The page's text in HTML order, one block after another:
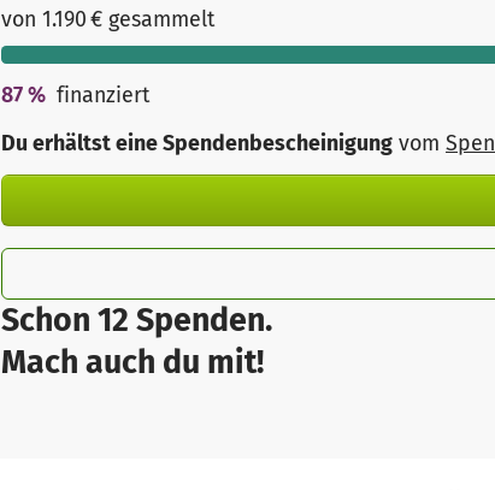
Schon 12 Spenden.
Mach auch du mit!
von 1.190 € gesammelt
87% finanziert
Du erhältst eine Spendenbescheinigung vom